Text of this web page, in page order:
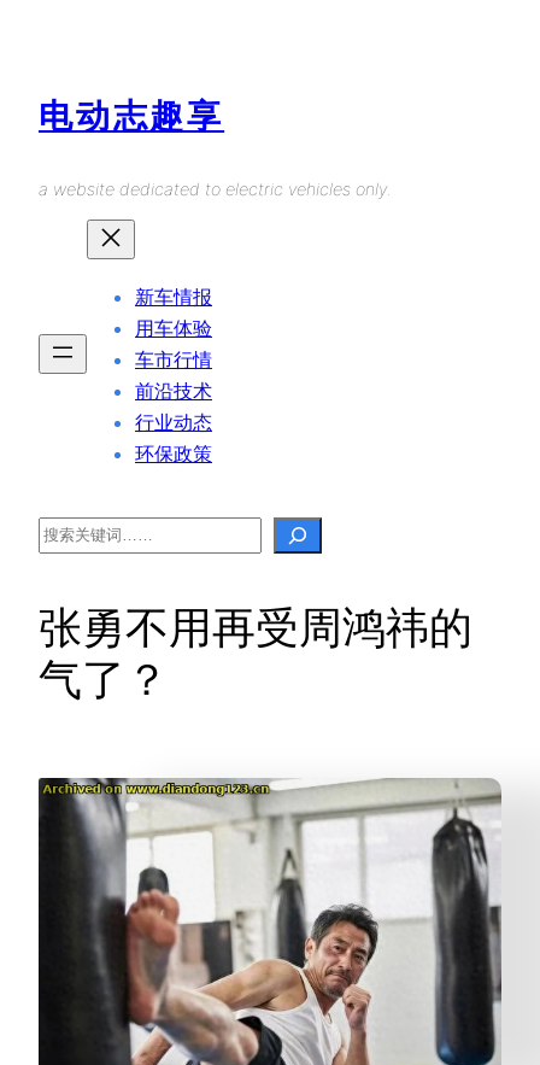
电动志趣享
a website dedicated to electric vehicles only.
新车情报
用车体验
车市行情
前沿技术
行业动态
环保政策
Search
张勇不用再受周鸿祎的
气了？